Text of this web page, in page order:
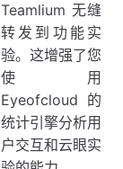
Teamlium 无缝
转发到功能实
验。这增强了您
使用
Eyeofcloud 的
统计引擎分析用
户交互和云眼实